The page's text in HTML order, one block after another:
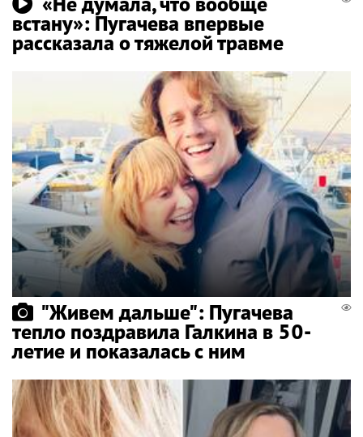
встану»: Пугачева впервые
рассказала о тяжелой травме
"Живем дальше": Пугачева
тепло поздравила Галкина в 50-
летие и показалась с ним